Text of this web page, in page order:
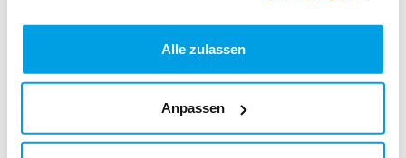
Alle zulassen
Anpassen